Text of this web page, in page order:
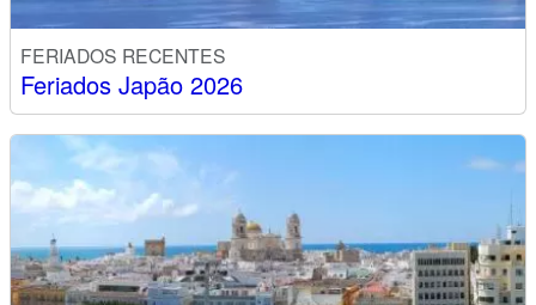
FERIADOS RECENTES
Feriados Japão 2026